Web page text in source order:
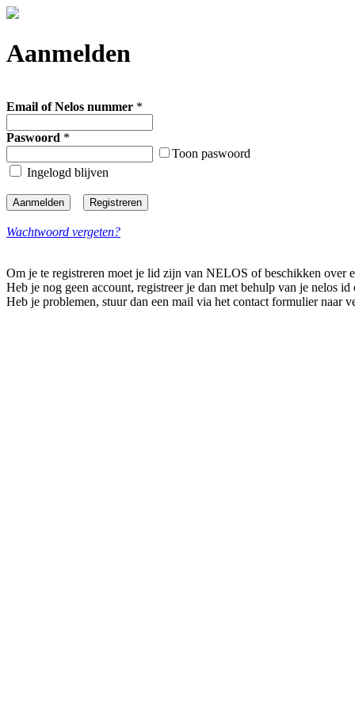
Aanmelden
Email of Nelos nummer *
Paswoord *
Toon paswoord
Ingelogd blijven
Wachtwoord vergeten?
Om je te registreren moet je lid zijn van NELOS of beschikken over
Heb je nog geen account, registreer je dan met behulp van je nelos
Heb je problemen, stuur dan een mail via het contact formulier naar